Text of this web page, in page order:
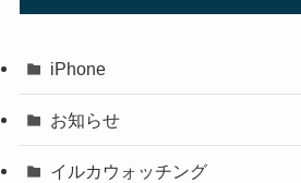
iPhone
お知らせ
イルカウォッチング